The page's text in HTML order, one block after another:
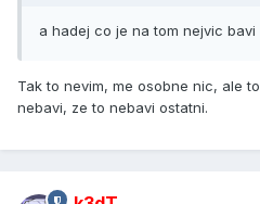
a hadej co je na tom nejvic bavi
Tak to nevim, me osobne nic, ale
nebavi, ze to nebavi ostatni.